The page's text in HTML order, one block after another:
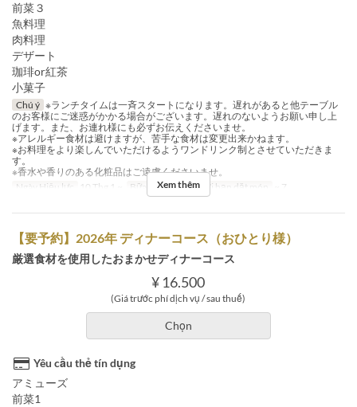
前菜３
魚料理
肉料理
デザート
珈琲or紅茶
小菓子
Chú ý ※ランチタイムは一斉スタートになります。遅れがあると他テーブル
のお客様にご迷惑がかかる場合がございます。遅れのないようお願い申し上
げます。また、お連れ様にも必ずお伝えくださいませ。
※アレルギー食材は避けますが、苦手な食材は変更出来かねます。
※お料理をより楽しんでいただけるようワンドリンク制とさせていただきま
す。
※香水や香りのある化粧品はご遠慮くださいませ。
Ngày Hiệu lực
10 Thg 1 ~ Bữa Bữa trưa Giới hạn dặt món ~ 7
Xem thêm
【要予約】2026年 ディナーコース（おひとり様）
厳選食材を使用したおまかせディナーコース
¥ 16.500
(Giá trước phí dịch vụ / sau thuế)
Chọn
Yêu cầu thẻ tín dụng
アミューズ
前菜1